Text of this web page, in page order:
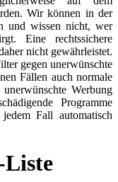
Wir können in der
und wissen nicht, wer
Eine rechtssichere
nicht gewährleistet.
gegen unerwünschte
Fällen auch normale
Werbung
Programme
Fall automatisch